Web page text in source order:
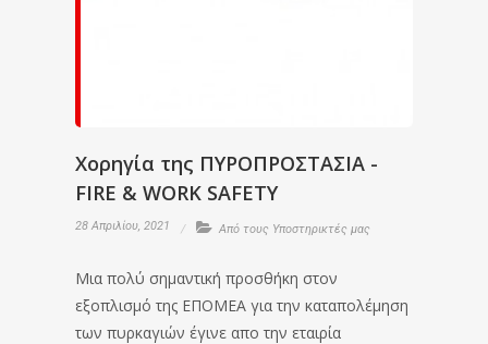
Χορηγία της ΠYΡΟΠΡΟΣΤΑΣΙΑ -
FIRE & WORK SAFETY
28 Απριλίου, 2021 Από τους Υποστηρικτές μας
Μια πολύ σημαντική προσθήκη στον
εξοπλισμό της ΕΠΟΜΕΑ για την καταπολέμηση
των πυρκαγιών έγινε απο την εταιρία